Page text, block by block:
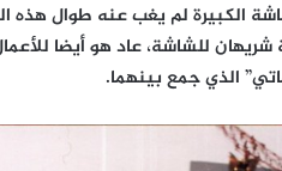
للشاشة، عاد هو أيضا
الذي جمع بينهما.